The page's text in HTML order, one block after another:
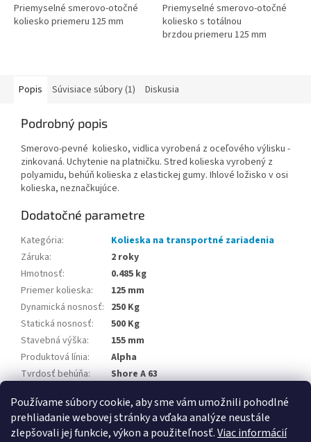
Používame súbory cookie, aby sme vám umožnili pohodlné
prehliadanie webovej stránky a vďaka analýze neustále
zlepšovali jej funkcie, výkon a použiteľnosť.Viac informácií
Priemyselné smerovo-otočné
koliesko priemeru 125 mm
Priemyselné smerovo-otočné
koliesko s totálnou
brzdou priemeru 125 mm
Popis Súvisiace súbory (1) Diskusia
Podrobný popis
Smerovo-pevné koliesko, vidlica vyrobená z oceľového výlisku -
zinkovaná. Uchytenie na platničku. Stred kolieska vyrobený z
polyamidu, behúň kolieska z elastickej gumy. Ihlové ložisko v osi
kolieska, neznačkujúce.
Dodatočné parametre
Kategória:
Kolieska na transportné zariadenia
Záruka:
2 roky
Hmotnosť:
0.485 kg
Priemer kolieska:
125 mm
Dynamická nosnosť: 250 Kg
Statická nosnosť:
500 Kg
Stavebná výška:
155 mm
Produktová línia:
Alpha
Tvrdosť behúňa:
Shore A 63